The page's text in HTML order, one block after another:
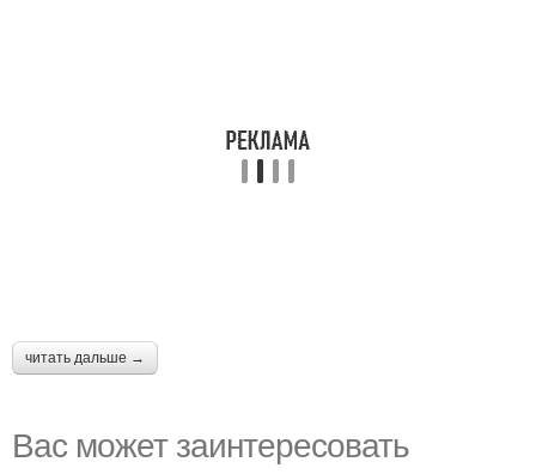
читать дальше →
Вас может заинтересовать